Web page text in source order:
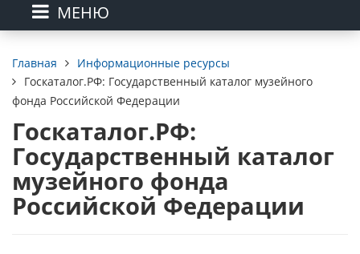
МЕНЮ
Главная
Информационные ресурсы
Госкаталог.РФ: Государственный каталог музейного
фонда Российской Федерации
Госкаталог.РФ:
Государственный каталог
музейного фонда
Российской Федерации